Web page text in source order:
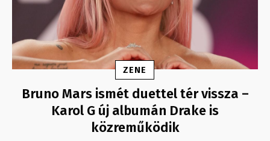
ZENE
Bruno Mars ismét duettel tér vissza –
Karol G új albumán Drake is
közreműködik